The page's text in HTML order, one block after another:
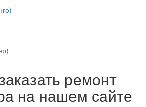
ремонт
на нашем сайте